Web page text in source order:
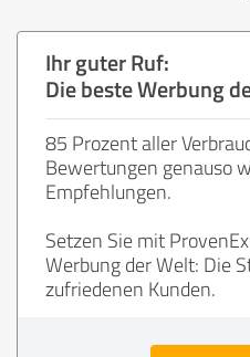
Ihr guter Ruf:
Die beste Werbung
85 Prozent aller
Bewertungen genauso
Empfehlungen.
Setzen Sie mit
Werbung der Welt: Die
zufriedenen Kunden.